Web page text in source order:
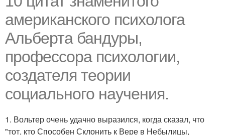
американского психолога
Альберта бандуры,
профессора психологии,
создателя теории
социального научения.
1. Вольтер очень удачно выразился, когда сказал, что
"тот, кто Способен Склонить к Вере в Небылицы,